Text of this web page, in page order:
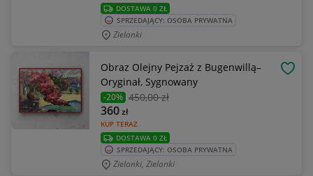
DOSTAWA 0 ZŁ
SPRZEDAJĄCY: OSOBA PRYWATNA
Zielonki
Obraz Olejny Pejzaż z Bugenwillą–
Oryginał, Sygnowany
-20% 450,00 zł
KUP TERAZ
360zł
DOSTAWA 0 ZŁ
SPRZEDAJĄCY: OSOBA PRYWATNA
Zielonki, Zielonki